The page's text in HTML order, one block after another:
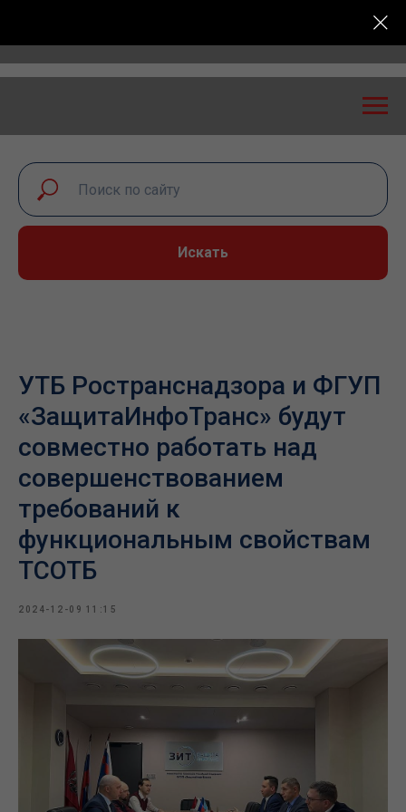
конференция «Транспортная
Искать
УТБ Ространснадзора и ФГУП
«ЗащитаИнфоТранс» будут
совместно работать над
совершенствованием
требований к
функциональным свойствам
ТСОТБ
2024-12-09 11:15